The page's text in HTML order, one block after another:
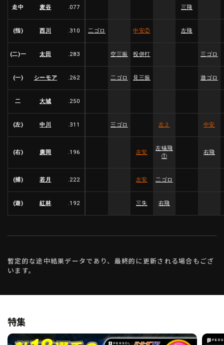
走中 麦谷 .077 三飛
(指) 西川 .310 二ゴロ 中安② 左飛
(二)一 太田 .283 空三振 投併打 三ゴロ
(一) シーモア .262 二ゴロ 見三振 遊ゴロ
二 大城 .250
(左) 中川 .311 三ゴロ 左２ 中安
(右) 廣岡 .196 左安
左犠飛
①
右飛
(捕) 若月 .222 左安 二ゴロ
(遊) 紅林 .192 三失 右飛
暫定的な途中結果データであり、最終的に更新される場合もござ
います。
特集